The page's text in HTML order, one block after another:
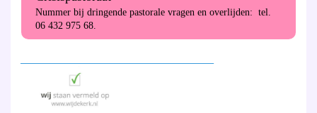
Nummer bij dringende pastorale vragen en overlijden: tel.
06 432 975 68.